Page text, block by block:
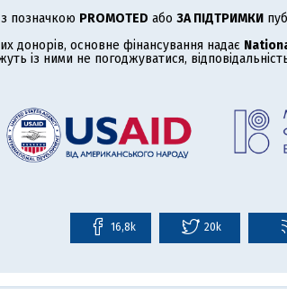
позначкою PROMOTED або ЗА ПІДТРИМКИ
донорів, основне фінансування надає
із ними не погоджуватися,
16,8k 20k